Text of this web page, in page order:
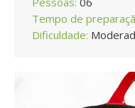
Tempo de
Dificuldade: